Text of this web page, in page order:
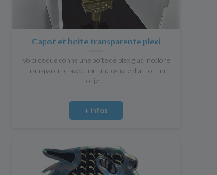
Capot et boite transparente plexi
Voici ce que donne une boîte de plexiglas incolore
transparente avec une une œuvre d’art ou un
objet...
+ infos